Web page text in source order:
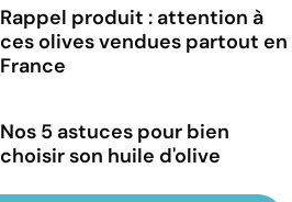
Rappel produit : attention à
ces olives vendues partout en
France
Nos 5 astuces pour bien
choisir son huile d'olive